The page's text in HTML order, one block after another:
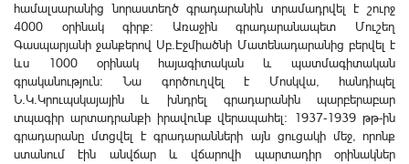
համալսարանից նորաստեղծ գրադարանին տրամադրվել է շուրջ
4000 օրինակ գիրք: Առաջին գրադարանապետ Մուշեղ
Գասպարյանի ջանքերով Սբ.Էջմիածնի Մատենադարանից բերվել է
ևս 1000 օրինակ հայագիտական և պատմագիտական
գրականություն: Նա գործուղվել է Մոսկվա, հանդիպել
Ն.Կ.Կրուպսկայային և խնդրել գրադարանին պարբերաբար
տպագիր արտադրանքի իրավունք վերապահել: 1937-1939 թթ-ին
գրադարանը մտցվել է գրադարանների այն ցուցակի մեջ, որոնք
ստանում էին անվճար և վճարովի պարտադիր օրինակներ